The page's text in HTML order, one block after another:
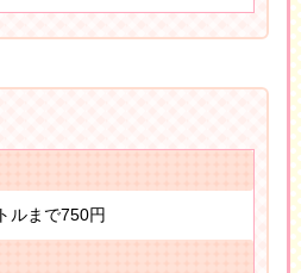
ルまで750円